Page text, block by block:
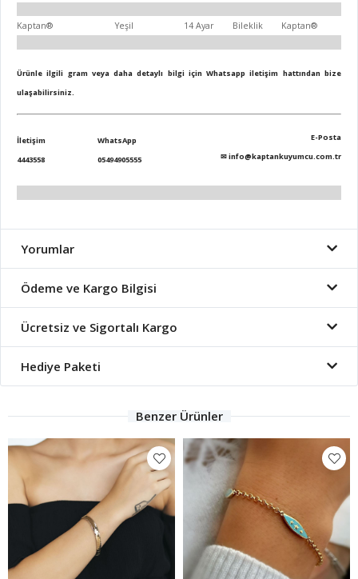
Kaptan® Yeşil 14 Ayar Bileklik Kaptan®
Ürünle ilgili gram veya daha detaylı bilgi için Whatsapp iletişim hattından bize
ulaşabilirsiniz.
İletişim
4443558
WhatsApp
05494905555
E-Posta
✉info@kaptankuyumcu.com.tr
Yorumlar
Ödeme ve Kargo Bilgisi
Ücretsiz ve Sigortalı Kargo
Hediye Paketi
Benzer Ürünler